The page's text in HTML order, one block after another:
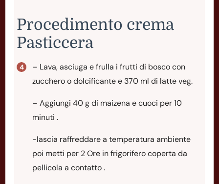
Procedimento crema
Pasticcera
– Lava, asciuga e frulla i frutti di bosco con
zucchero o dolcificante e 370 ml di latte veg.
– Aggiungi 40 g di maizena e cuoci per 10
minuti .
-lascia raffreddare a temperatura ambiente
poi metti per 2 Ore in frigorifero coperta da
pellicola a contatto .